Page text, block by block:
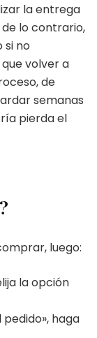
la entrega
lo contrario,
si no
volver a
de
semanas
pierda el
luego:
la opción
pedido», haga